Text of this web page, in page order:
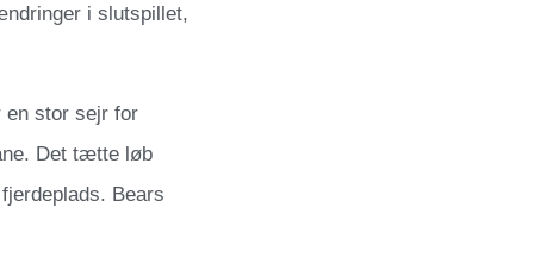
i slutspillet,
en stor sejr for
Det tætte løb
Bears